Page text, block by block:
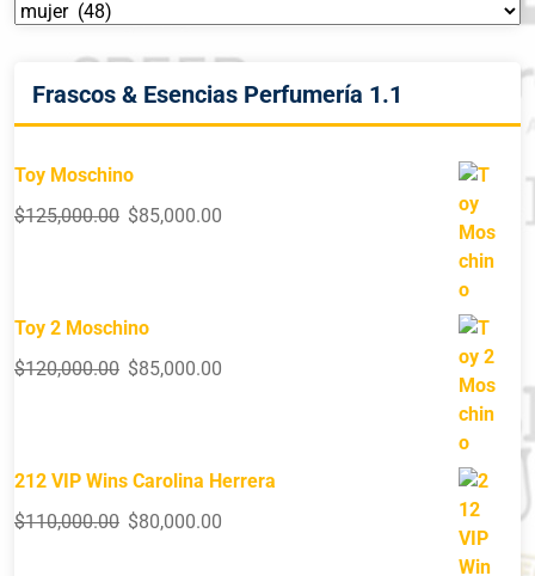
Frascos & Esencias Perfumería 1.1
Toy Moschino
$125,000.00 $85,000.00
Toy 2 Moschino
$120,000.00 $85,000.00
212 VIP Wins Carolina Herrera
$110,000.00 $80,000.00